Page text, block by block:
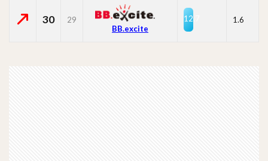
30
29
BB.excite
12.7 1.6